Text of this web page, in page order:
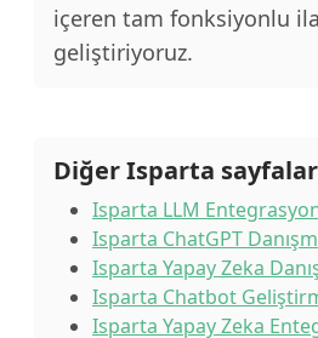
içeren tam fonksiyonlu
geliştiriyoruz.
Diğer Isparta
Isparta LLM
Isparta ChatGPT
Isparta Yapay Zeka
Isparta Chatbot
Isparta Yapay Zeka